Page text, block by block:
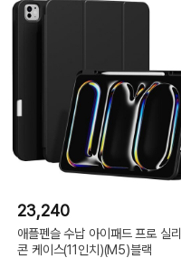
23,240
애플펜슬 수납 아이패드 프로 실리
콘 케이스(11인치)(M5)블랙